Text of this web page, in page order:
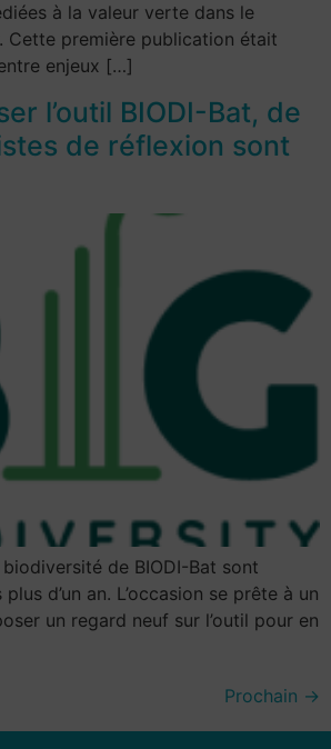
à la valeur verte dans le
Cette première publication était
enjeux […]
l’outil BIODI-Bat, de
de réflexion sont
de BIODI-Bat sont
d’un an. L’occasion se prête à un
un regard neuf sur l’outil pour en
Prochain →